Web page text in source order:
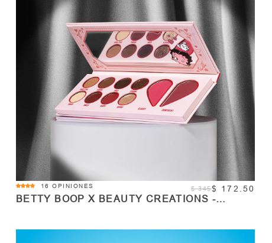
Cantidad
4.5
star
16 OPINIONES $ 345$ 172.50
BETTY BOOP X BEAUTY CREATIONS -
AGOTADO